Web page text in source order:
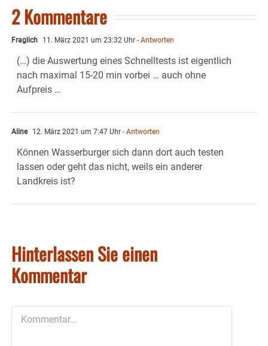
2 Kommentare
Fraglich 11. März 2021 um 23:32 Uhr - Antworten
(…) die Auswertung eines Schnelltests ist eigentlich
nach maximal 15-20 min vorbei … auch ohne
Aufpreis …
Aline 12. März 2021 um 7:47 Uhr - Antworten
Können Wasserburger sich dann dort auch testen
lassen oder geht das nicht, weils ein anderer
Landkreis ist?
Hinterlassen Sie einen
Kommentar